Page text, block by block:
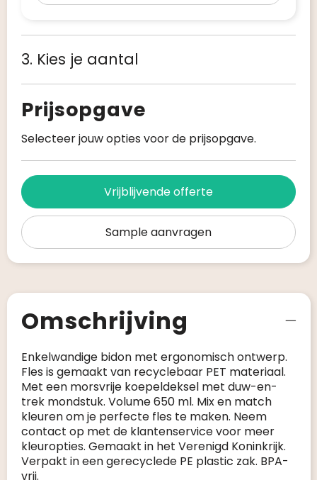
3. Kies je aantal
Prijsopgave
Selecteer jouw opties voor de prijsopgave.
Vrijblijvende offerte
Sample aanvragen
Omschrijving
Enkelwandige bidon met ergonomisch ontwerp.
Fles is gemaakt van recyclebaar PET materiaal.
Met een morsvrije koepeldeksel met duw-en-
trek mondstuk. Volume 650 ml. Mix en match
kleuren om je perfecte fles te maken. Neem
contact op met de klantenservice voor meer
kleuropties. Gemaakt in het Verenigd Koninkrijk.
Verpakt in een gerecyclede PE plastic zak. BPA-
vrij.